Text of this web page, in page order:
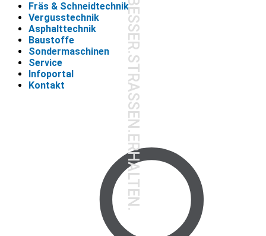
Fräs & Schneidtechnik
Vergusstechnik
Asphalttechnik
Baustoffe
Sondermaschinen
Service
Infoportal
Kontakt
BESSER.STRASSEN.ERHALTEN.